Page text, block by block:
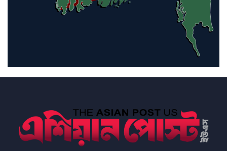
হরমুজ প্রণালী সুরক্ষায় মিত্ররা সাহায্য
না করলে ন্যাটোর ভবিষ্যৎ খারাপ